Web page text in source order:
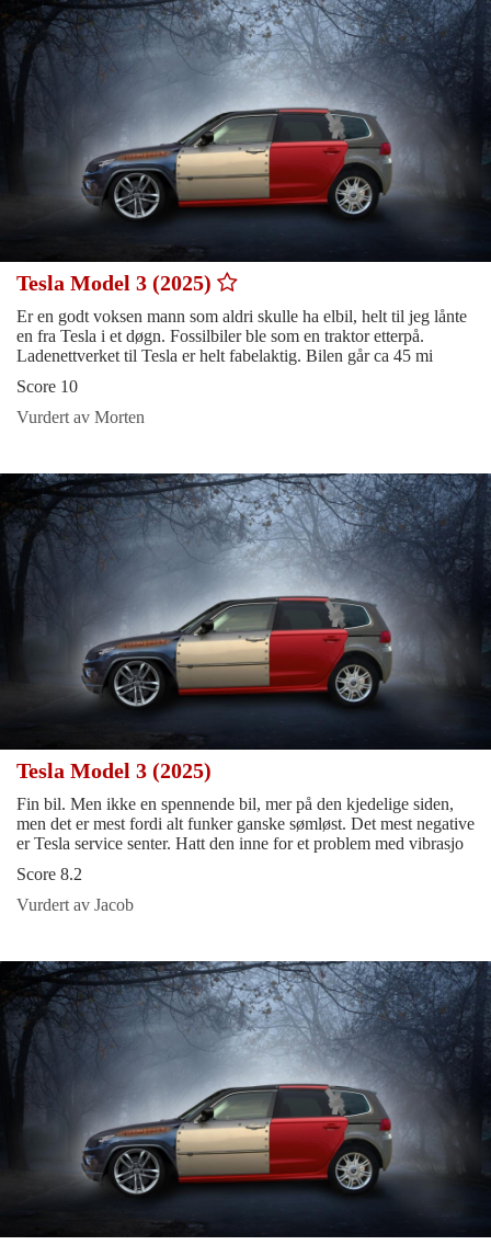
Tesla Model 3 (2025)
Er en godt voksen mann som aldri skulle ha elbil, helt til jeg lånte
en fra Tesla i et døgn. Fossilbiler ble som en traktor etterpå.
Ladenettverket til Tesla er helt fabelaktig. Bilen går ca 45 mi
Score 10
Vurdert av Morten
Tesla Model 3 (2025)
Fin bil. Men ikke en spennende bil, mer på den kjedelige siden,
men det er mest fordi alt funker ganske sømløst. Det mest negative
er Tesla service senter. Hatt den inne for et problem med vibrasjo
Score 8.2
Vurdert av Jacob